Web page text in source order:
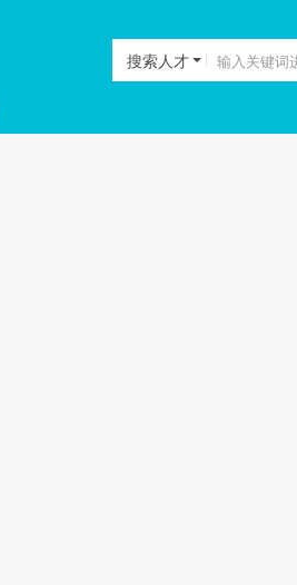
搜索人才